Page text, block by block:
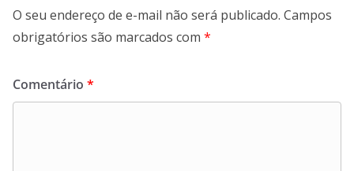
O seu endereço de e-mail não será publicado. Campos
obrigatórios são marcados com *
Comentário *